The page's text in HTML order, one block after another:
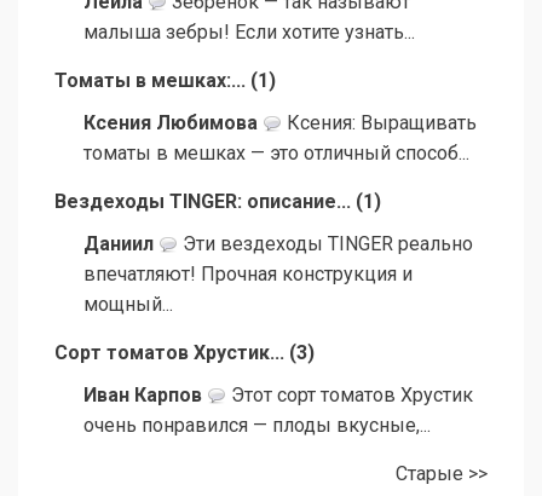
малыша зебры! Если хотите узнать...
Томаты в мешках:... (1 )
Ксения Любимова
Ксения: Выращивать
томаты в мешках — это отличный способ...
Вездеходы TINGER: описание... (1 )
Даниил
Эти вездеходы TINGER реально
впечатляют! Прочная конструкция и
мощный...
Сорт томатов Хрустик... (3)
Иван Карпов
Этот сорт томатов Хрустик
очень понравился — плоды вкусные,...
Старые >>